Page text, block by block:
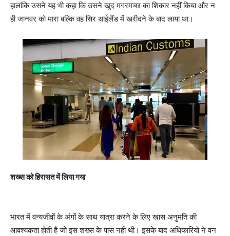
हालांकि उसने यह भी कहा कि उसने खुद मगरमच्छ का शिकार नहीं किया और न
ही जानवर को मारा बल्कि वह सिर थाईलैंड में खरीदने के बाद लाया था।
शख्स को हिरासत में लिया गया
भारत में वन्यजीवों के अंगों के साथ यात्रा करने के लिए खास अनुमति की
आवश्यकता होती है जो इस शख्स के पास नहीं थी। इसके बाद अधिकारियों ने वन